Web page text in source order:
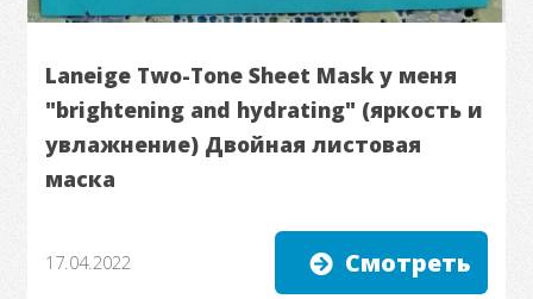
Laneige Two-Tone Sheet Mask у меня
"brightening and hydrating" (яркость и
увлажнение) Двойная листовая
маска
17.04.2022 Смотреть